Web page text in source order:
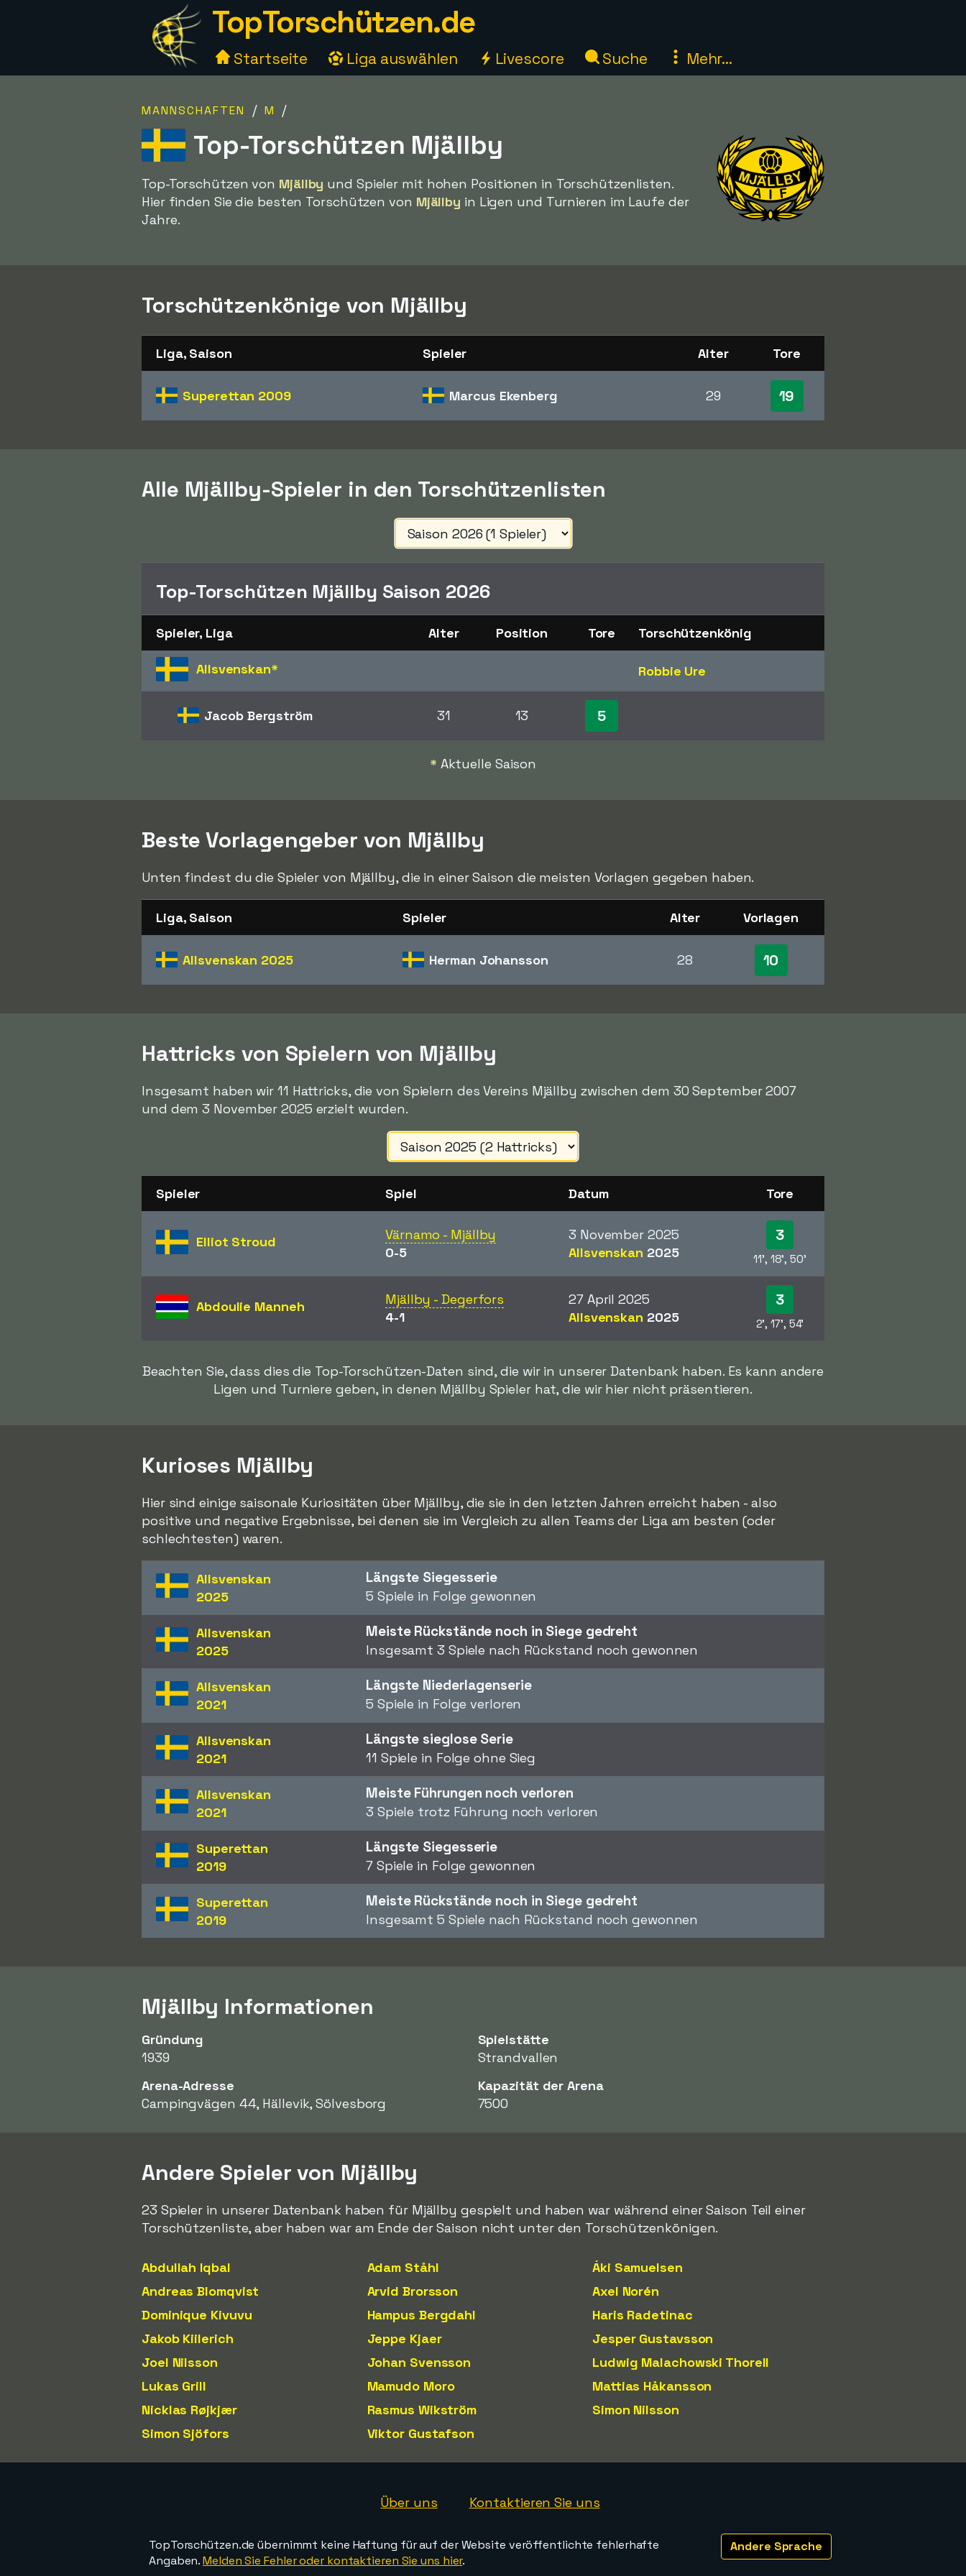
TopTorschützen.de
Startseite Liga auswählen Livescore Suche Mehr...
MANNSCHAFTEN / M /
Top-Torschützen Mjällby
Top-Torschützen von Mjällby und Spieler mit hohen Positionen in Torschützenlisten.
Hier finden Sie die besten Torschützen von Mjällby in Ligen und Turnieren im Laufe der
Jahre.
Torschützenkönige von Mjällby
Liga, Saison Spieler Alter Tore
Superettan 2009 Marcus Ekenberg 29 19
Alle Mjällby-Spieler in den Torschützenlisten
Top-Torschützen Mjällby Saison 2026
Spieler, Liga Alter Position Tore Torschützenkönig
Allsvenskan* Robbie Ure
Jacob Bergström 31 13 5
* Aktuelle Saison
Beste Vorlagengeber von Mjällby
Unten findest du die Spieler von Mjällby, die in einer Saison die meisten Vorlagen gegeben haben.
Liga, Saison Spieler Alter Vorlagen
Allsvenskan 2025 Herman Johansson 28 10
Hattricks von Spielern von Mjällby
Insgesamt haben wir 11 Hattricks, die von Spielern des Vereins Mjällby zwischen dem 30 September 2007
und dem 3 November 2025 erzielt wurden.
Spieler Spiel Datum Tore
Elliot Stroud
Värnamo - Mjällby
0-5
3 November 2025
Allsvenskan 2025
3
11', 18', 50'
Abdoulie Manneh
Mjällby - Degerfors
4-1
27 April 2025
Allsvenskan 2025
3
2', 17', 54'
Beachten Sie, dass dies die Top-Torschützen-Daten sind, die wir in unserer Datenbank haben. Es kann andere
Ligen und Turniere geben, in denen Mjällby Spieler hat, die wir hier nicht präsentieren.
Kurioses Mjällby
Hier sind einige saisonale Kuriositäten über Mjällby, die sie in den letzten Jahren erreicht haben - also
positive und negative Ergebnisse, bei denen sie im Vergleich zu allen Teams der Liga am besten (oder
schlechtesten) waren.
Allsvenskan
2025
Längste Siegesserie
5 Spiele in Folge gewonnen
Allsvenskan
2025
Meiste Rückstände noch in Siege gedreht
Insgesamt 3 Spiele nach Rückstand noch gewonnen
Allsvenskan
2021
Längste Niederlagenserie
5 Spiele in Folge verloren
Allsvenskan
2021
Längste sieglose Serie
11 Spiele in Folge ohne Sieg
Allsvenskan
2021
Meiste Führungen noch verloren
3 Spiele trotz Führung noch verloren
Superettan
2019
Längste Siegesserie
7 Spiele in Folge gewonnen
Superettan
2019
Meiste Rückstände noch in Siege gedreht
Insgesamt 5 Spiele nach Rückstand noch gewonnen
Mjällby Informationen
Gründung
1939
Spielstätte
Strandvallen
Arena-Adresse
Campingvägen 44, Hällevik, Sölvesborg
Kapazität der Arena
7500
Andere Spieler von Mjällby
23 Spieler in unserer Datenbank haben für Mjällby gespielt und haben war während einer Saison Teil einer
Torschützenliste, aber haben war am Ende der Saison nicht unter den Torschützenkönigen.
Abdullah Iqbal Adam Ståhl
Áki Samuelsen
Andreas Blomqvist
Arvid Brorsson
Axel Norén
Dominique Kivuvu
Hampus Bergdahl
Haris Radetinac
Jakob Kiilerich
Jeppe Kjaer
Jesper Gustavsson
Joel Nilsson
Johan Svensson
Ludwig Malachowski Thorell
Lukas Grill
Mamudo Moro
Mattias Håkansson
Nicklas Røjkjær
Rasmus Wikström
Simon Nilsson
Simon Sjöfors
Viktor Gustafson
Über uns Kontaktieren Sie uns
Andere Sprache
TopTorschützen.de übernimmt keine Haftung für auf der Website veröffentlichte fehlerhafte
Angaben.Melden Sie Fehler oder kontaktieren Sie uns hier.